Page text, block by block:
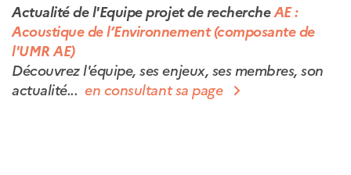
Actualité de l'Equipe projet de rechercheAE :
Acoustique de l’Environnement (composante de
l'UMR AE)
Découvrez l'équipe, ses enjeux, ses membres, son
actualité...en consultant sa page